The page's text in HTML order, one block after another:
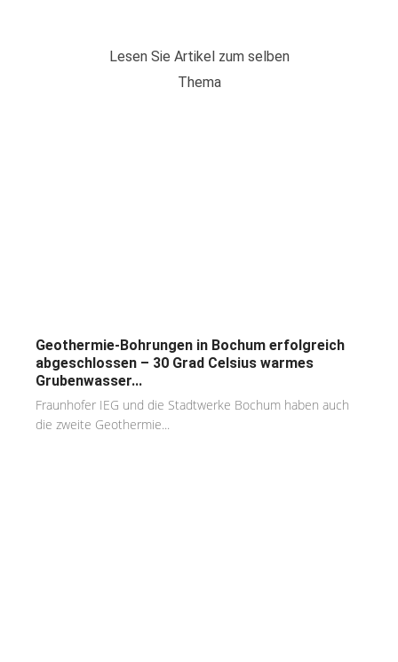
Lesen Sie Artikel zum selben
Thema
Geothermie-Bohrungen in Bochum erfolgreich
abgeschlossen – 30 Grad Celsius warmes
Grubenwasser...
Fraunhofer IEG und die Stadtwerke Bochum haben auch
die zweite Geothermie...